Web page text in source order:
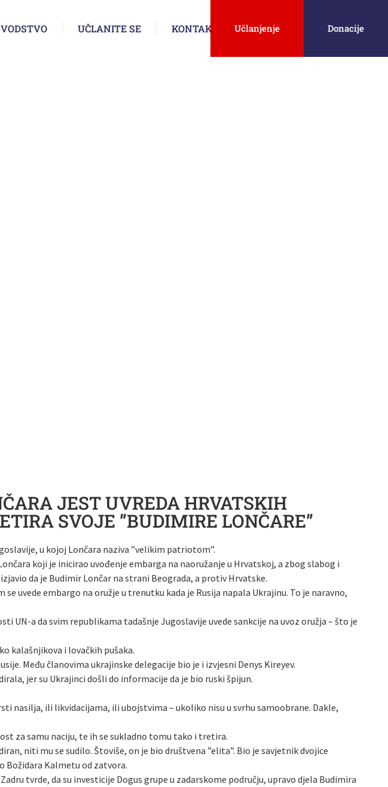
VODSTVO UČLANITE SE KONTAKT Učlanjenje Donacije
JEST UVREDA HRVATSKIH
SVOJE ”BUDIMIRE LONČARE”
u kojoj Lončara naziva ”velikim patriotom”.
koji je inicirao uvođenje embarga na naoružanje u Hrvatskoj, a zbog slabog i
da je Budimir Lončar na strani Beograda, a protiv Hrvatske.
uvede embargo na oružje u trenutku kada je Rusija napala Ukrajinu. To je naravno,
UN-a da svim republikama tadašnje Jugoslavije uvede sankcije na uvoz oružja – što je
kalašnjikova i lovačkih pušaka.
Među članovima ukrajinske delegacije bio je i izvjesni Denys Kireyev.
jer su Ukrajinci došli do informacije da je bio ruski špijun.
nasilja, ili likvidacijama, ili ubojstvima – ukoliko nisu u svrhu samoobrane. Dakle,
za samu naciju, te ih se sukladno tomu tako i tretira.
niti mu se sudilo. Štoviše, on je bio društvena ”elita”. Bio je savjetnik dvojice
Božidara Kalmetu od zatvora.
tvrde, da su investicije Dogus grupe u zadarskome području, upravo djela Budimira